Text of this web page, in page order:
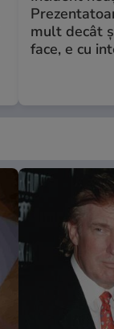
mult decât
face, e cu